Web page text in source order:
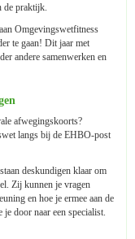
de praktijk.
Omgevingswetfitness
te gaan! Dit jaar met
andere samenwerken en
afwegingskoorts?
langs bij de EHBO-post
deskundigen klaar om
Zij kunnen je vragen
en hoe je ermee aan de
door naar een specialist.